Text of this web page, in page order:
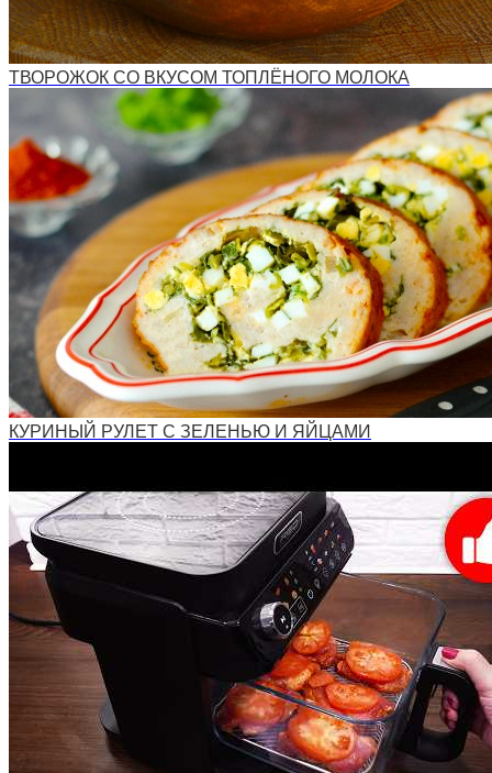
ТВОРОЖОК СО ВКУСОМ ТОПЛЁНОГО МОЛОКА
КУРИНЫЙ РУЛЕТ С ЗЕЛЕНЬЮ И ЯЙЦАМИ